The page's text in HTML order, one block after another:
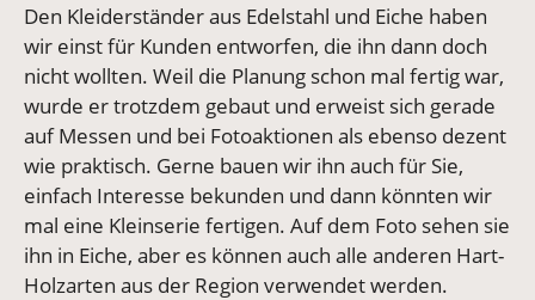
Den Kleiderständer aus Edelstahl und Eiche haben
wir einst für Kunden entworfen, die ihn dann doch
nicht wollten. Weil die Planung schon mal fertig war,
wurde er trotzdem gebaut und erweist sich gerade
auf Messen und bei Fotoaktionen als ebenso dezent
wie praktisch. Gerne bauen wir ihn auch für Sie,
einfach Interesse bekunden und dann könnten wir
mal eine Kleinserie fertigen. Auf dem Foto sehen sie
ihn in Eiche, aber es können auch alle anderen Hart-
Holzarten aus der Region verwendet werden.